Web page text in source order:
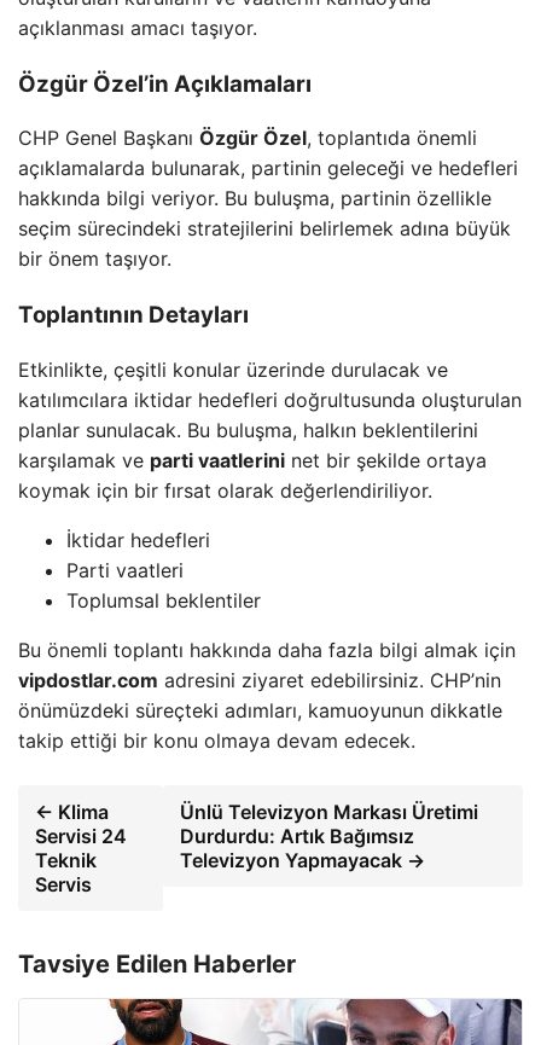
açıklanması amacı taşıyor.
Özgür Özel’in Açıklamaları
CHP Genel Başkanı Özgür Özel, toplantıda önemli
açıklamalarda bulunarak, partinin geleceği ve hedefleri
hakkında bilgi veriyor. Bu buluşma, partinin özellikle
seçim sürecindeki stratejilerini belirlemek adına büyük
bir önem taşıyor.
Toplantının Detayları
Etkinlikte, çeşitli konular üzerinde durulacak ve
katılımcılara iktidar hedefleri doğrultusunda oluşturulan
planlar sunulacak. Bu buluşma, halkın beklentilerini
karşılamak ve parti vaatlerini net bir şekilde ortaya
koymak için bir fırsat olarak değerlendiriliyor.
İktidar hedefleri
Parti vaatleri
Toplumsal beklentiler
Bu önemli toplantı hakkında daha fazla bilgi almak için
vipdostlar.com adresini ziyaret edebilirsiniz. CHP’nin
önümüzdeki süreçteki adımları, kamuoyunun dikkatle
takip ettiği bir konu olmaya devam edecek.
← Klima
Servisi 24
Teknik
Servis
Ünlü Televizyon Markası Üretimi
Durdurdu: Artık Bağımsız
Televizyon Yapmayacak →
Tavsiye Edilen Haberler